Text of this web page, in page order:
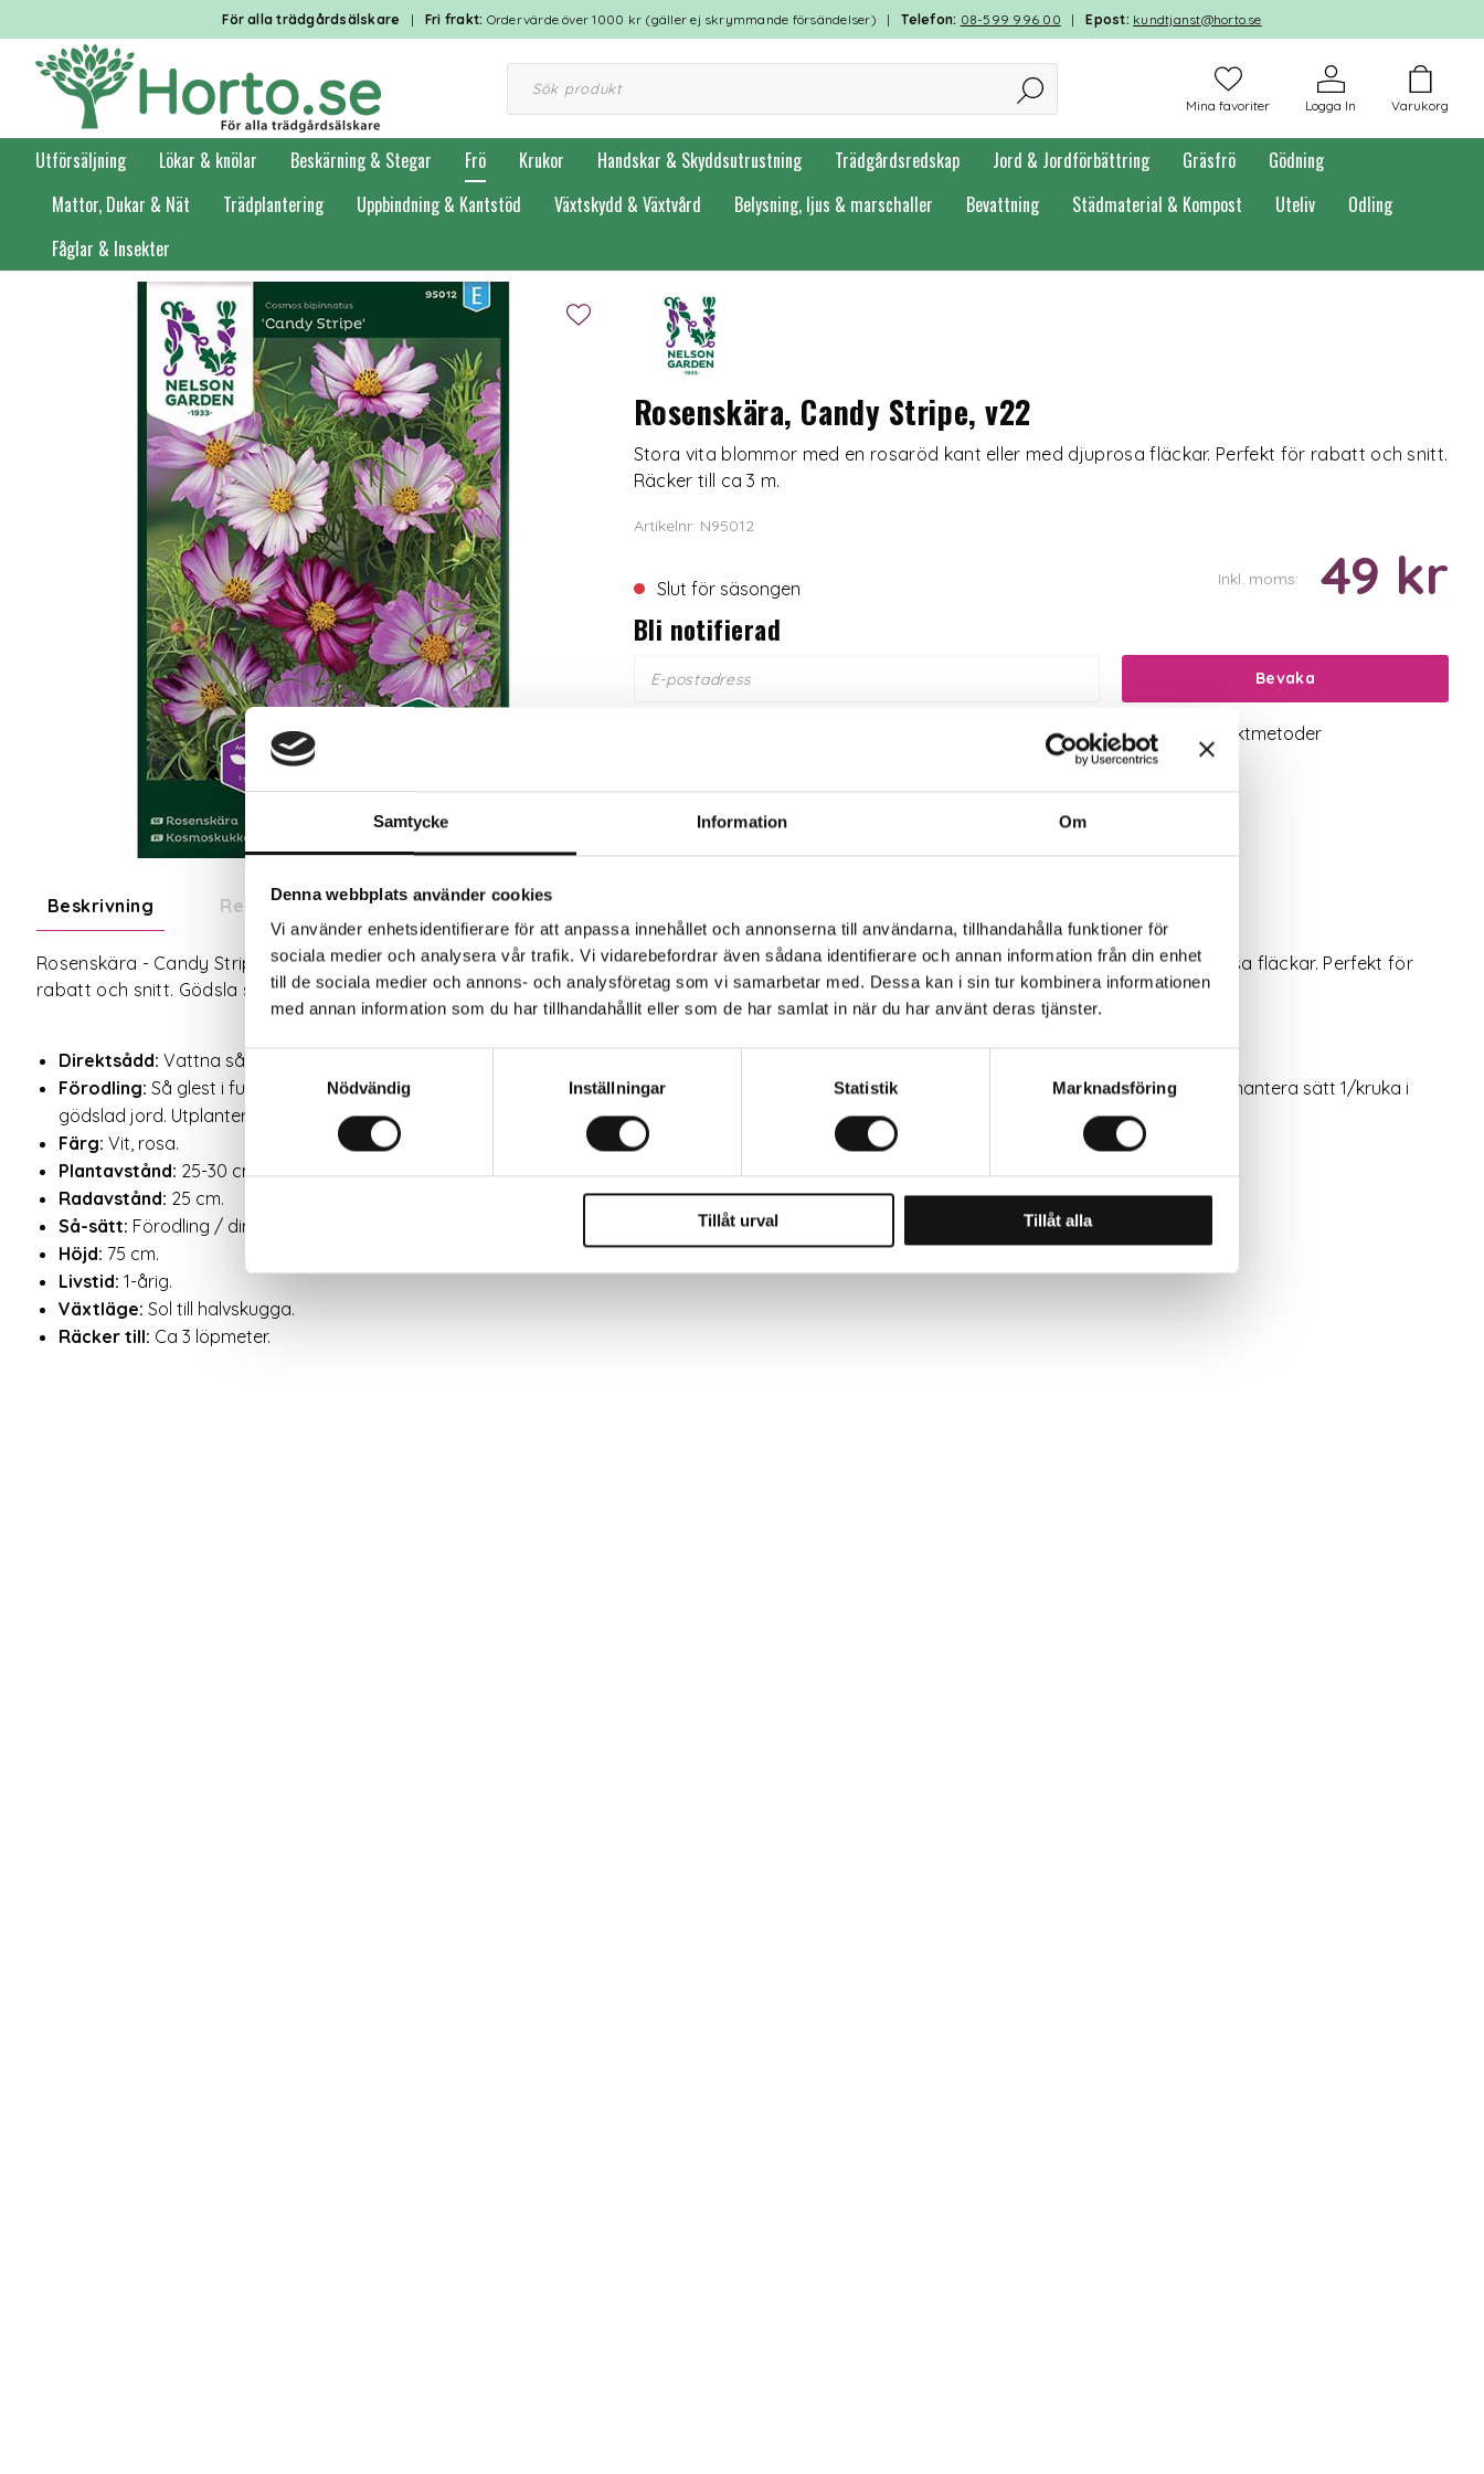
Samtycke Information Om
Denna webbplats använder cookies
Vi använder enhetsidentifierare för att anpassa innehållet och annonserna till användarna, tillhandahålla funktioner för
sociala medier och analysera vår trafik. Vi vidarebefordrar även sådana identifierare och annan information från din enhet
till de sociala medier och annons- och analysföretag som vi samarbetar med. Dessa kan i sin tur kombinera informationen
med annan information som du har tillhandahållit eller som de har samlat in när du har använt deras tjänster.
Nödvändig
Inställningar Statistik Marknadsföring
Tillåt urval Tillåt alla
För alla trädgårdsälskare | Fri frakt: Ordervärde över 1000 kr (gäller ej skrymmande försändelser) |Telefon: 08-599 996 00 |Epost: kundtjanst@horto.se
Varukorg
Logga In
Mina favoriter
Utförsäljning Lökar & knölar Beskärning & Stegar Frö Krukor Handskar & Skyddsutrustning Trädgårdsredskap Jord & Jordförbättring Gräsfrö
Gödning
Mattor, Dukar & Nät
Trädplantering Uppbindning & Kantstöd Växtskydd & Växtvård Belysning, ljus & marschaller Bevattning Städmaterial & Kompost Uteliv
Odling
Fåglar & Insekter
Förstasidan Frö
Rosenskära, Candy Stripe, v22
Stora vita blommor med en rosaröd kant eller med djuprosa fläckar. Perfekt för rabatt och snitt.
Räcker till ca 3 m.
Artikelnr: N95012
Slut för säsongen Inkl. moms: 49 kr
Bli notifierad
Bevaka
Ekologiskt utbud Valbara fraktmetoder
Beskrivning Recensioner Om tillverkaren
Rosenskära - Candy Stripe är en vacker och lättodlad sommarblomma. Sorten ger stora vita blommor med en rosaröd kant eller med djuprosa fläckar. Perfekt för
rabatt och snitt. Gödsla sparsamt, annars blir det mer blad och färre blommor. Putsa bort vissna blommor efterhand. Kan behöva stöd.
Direktsådd: Vattna såytan innan sådd. Håll sådden fuktig tills fröna grott. Förodling rek. för tidigare blomning.
Förodling: Så glest i fuktig såjord. Håll fuktigt, täck med plast. Ställ i rumstemp. Efter uppkomst, ljust och svalare. När plantorna är stora nog att hantera sätt 1/kruka i
gödslad jord. Utplantera efter sista frost. Avhärda plantorna innan utplantering.
Färg: Vit, rosa.
Plantavstånd: 25-30 cm.
Radavstånd: 25 cm.
Så-sätt: Förodling / direkt.
Höjd: 75 cm.
Livstid: 1-årig.
Växtläge: Sol till halvskugga.
Räcker till: Ca 3 löpmeter.